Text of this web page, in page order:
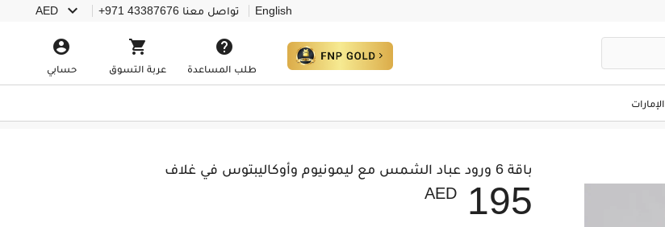
English تواصل معنا +971 43387676
AED 

طلب المساعدة

عربة التسوق

حسابي
الإمارات
باقة 6 ورود عباد الشمس مع ليمونيوم وأوكاليبتوس في غلاف
AED 195